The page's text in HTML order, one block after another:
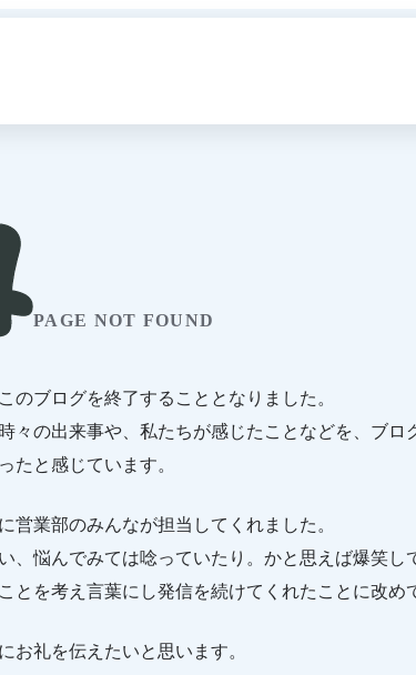
PAGE NOT FOUND
のブログを終了することとなりました。
々の出来事や、私たちが感じたことなどを、ブロ
たと感じています。
営業部のみんなが担当してくれました。
、悩んでみては唸っていたり。かと思えば爆笑し
とを考え言葉にし発信を続けてくれたことに改め
お礼を伝えたいと思います。